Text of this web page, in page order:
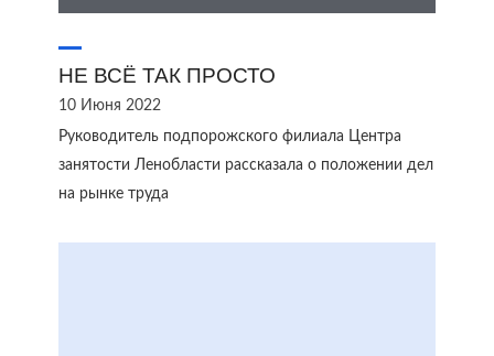
НЕ ВСЁ ТАК ПРОСТО
10 Июня 2022
Руководитель подпорожского филиала Центра
занятости Ленобласти рассказала о положении дел
на рынке труда